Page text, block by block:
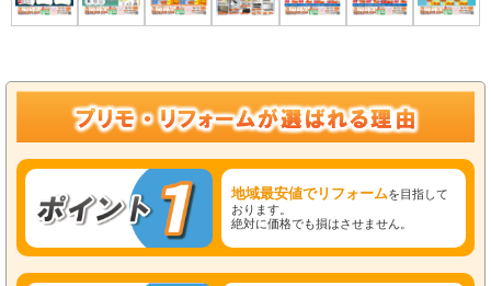
地域最安値でリフォームを目指して
おります。
絶対に価格でも損はさせません。